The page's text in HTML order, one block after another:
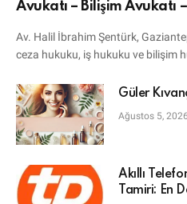
Avukatı – Bilişim Avukatı
Av. Halil İbrahim Şentürk,
ceza hukuku, iş hukuku ve bilişim
Güler
Ağustos 5, 2026
Akıllı
Tamiri: En